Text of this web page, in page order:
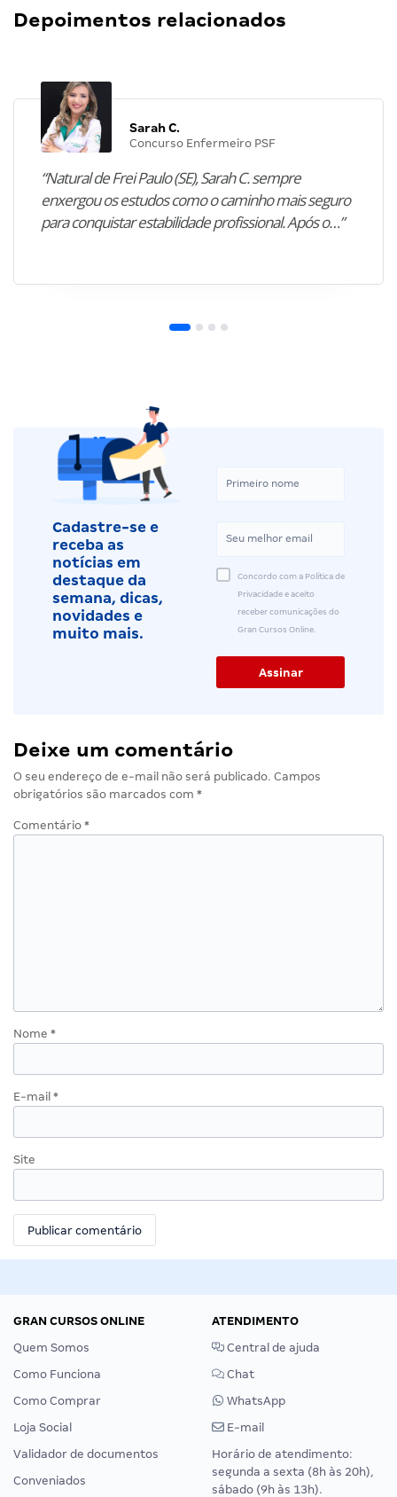
Depoimentos relacionados
Sarah C.
Concurso Enfermeiro PSF
“Natural de Frei Paulo (SE), Sarah C. sempre
enxergou os estudos como o caminho mais seguro
para conquistar estabilidade profissional. Após o…”
Cadastre-se e
receba as
notícias em
destaque da
semana, dicas,
novidades e
muito mais.
Concordo com a Política de
Privacidade e aceito
receber comunicações do
Gran Cursos Online.
Deixe um comentário
O seu endereço de e-mail não será publicado. Campos
obrigatórios são marcados com *
Comentário *
Nome *
E-mail *
Site
GRAN CURSOS ONLINE
Quem Somos
Como Funciona
Como Comprar
Loja Social
Validador de documentos
Conveniados
ATENDIMENTO
Central de ajuda
Chat
WhatsApp
E-mail
Horário de atendimento:
segunda a sexta (8h às 20h),
sábado (9h às 13h).